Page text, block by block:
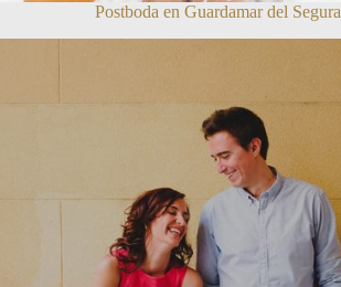
Postboda en Guardamar del Segura